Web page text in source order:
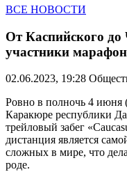
ВСЕ НОВОСТИ
От Каспийского до
участники
02.06.2023, 19:28
Ровно в полночь 4
Каракюре республики
трейловый забег
дистанция является
сложных в мире, что
роде.